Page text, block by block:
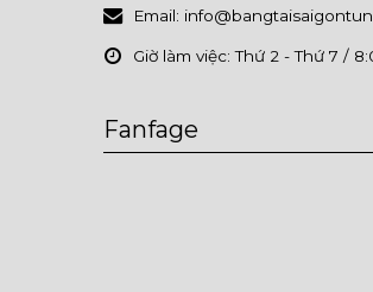
Email:
Giờ làm việc: Thứ 2 - Thứ 7 /
Fanfage